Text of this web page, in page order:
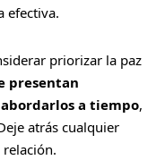
efectiva.
priorizar la paz
presentan
a tiempo,
atrás cualquier